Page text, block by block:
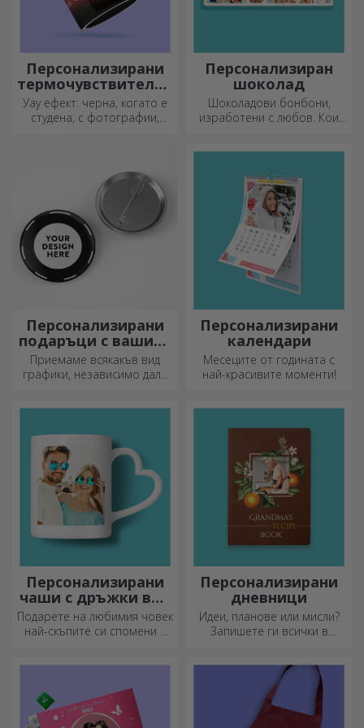
Малки идеи, големи
резултати! Вкусните ястия се
приготвят с най-
креативните кухненски
ножове, изберете
подходящия!
Организирайте времето си
Персонализирани
термочувствителни
чаши
Уау ефект: черна, когато е
студена, с фотографии,
е специален подарък за
всеки.
Персонализиран
шоколад
Шоколадови бонбони,
изработени с любов. Кои
ще изберете?
Персонализирани
подаръци с вашите
графики
Приемаме всякакъв вид
графики, независимо дали
са снимки, текст или и двете.
:) Сега можете да получите
подаръка, който искате!
Персонализирани
календари
Месеците от годината с
най-красивите моменти!